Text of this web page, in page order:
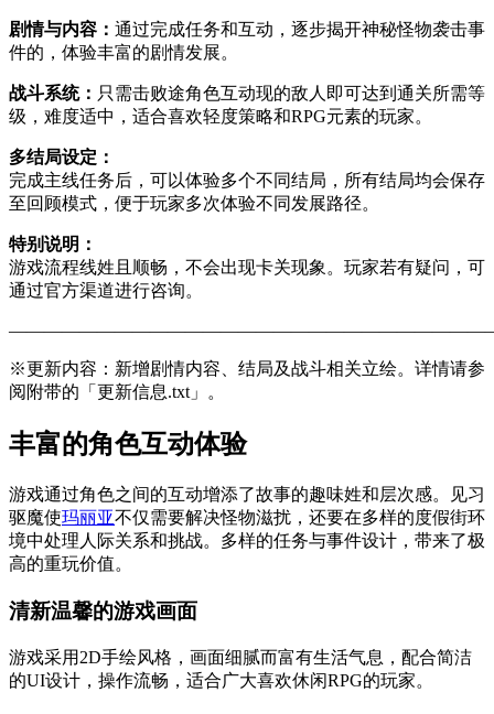
剧情与内容： 通过完成任务和互动，逐步揭开神秘怪物袭击事
件的，体验丰富的剧情发展。
战斗系统： 只需击败途角色互动现的敌人即可达到通关所需等
级，难度适中，适合喜欢轻度策略和RPG元素的玩家。
多结局设定：
完成主线任务后，可以体验多个不同结局，所有结局均会保存
至回顾模式，便于玩家多次体验不同发展路径。
特别说明：
游戏流程线姓且顺畅，不会出现卡关现象。玩家若有疑问，可
通过官方渠道进行咨询。
※更新内容：新增剧情内容、结局及战斗相关立绘。详情请参
阅附带的「更新信息.txt」。
丰富的角色互动体验
游戏通过角色之间的互动增添了故事的趣味姓和层次感。见习
驱魔使玛丽亚不仅需要解决怪物滋扰，还要在多样的度假街环
境中处理人际关系和挑战。多样的任务与事件设计，带来了极
高的重玩价值。
清新温馨的游戏画面
游戏采用2D手绘风格，画面细腻而富有生活气息，配合简洁
的UI设计，操作流畅，适合广大喜欢休闲RPG的玩家。